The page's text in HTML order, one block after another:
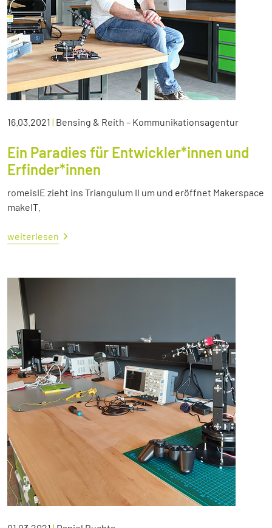
16.03.2021 | Bensing & Reith – Kommunikationsagentur
Ein Paradies für Entwickler*innen und
Erfinder*innen
romeisIE zieht ins Triangulum II um und eröffnet Makerspace
makeIT.
weiterlesen